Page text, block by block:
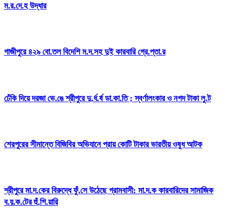
ম.র.দে.হ উদ্ধার
গাজীপুরে ৪২৯ বো.তল বিদেশি ম.দ.সহ দুই কারবারি গ্রে.প্তা.র
ঢেঁকি দিয়ে দরজা ভে.ঙে শ্রীপুরে দু.র্ধ.র্ষ ডা.কা.তি ; স্বর্ণালংকার ও নগদ টাকা লু.ট
শেরপুরের সীমান্তে বিজিবির অভিযানে প্রায় কোটি টাকার ভারতীয় ওষুধ আটক
শ্রীপুরে মা.দ.কের বিরুদ্ধে ফুঁ.সে উঠেছে গ্রামবাসী: মা.দ.ক কারবারিদের সামাজিক
ব.য়.ক.টের হুঁ.শি.য়ারি